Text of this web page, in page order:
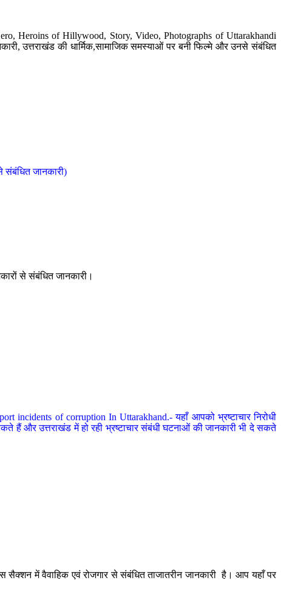
Heroins of Hillywood, Story, Video, Photographs of Uttarakhandi
उत्तराखंड की धार्मिक,सामाजिक समस्याओं पर बनी फिल्मे और उनसे संबंधित
संबंधित जानकारी)
से संबंधित जानकारी।
incidents of corruption In Uttarakhand.- यहाँ आपको भ्रष्टाचार निरोधी
हैं और उत्तराखंड में हो रही भ्रष्टाचार संबंधी घटनाओं की जानकारी भी दे सकते
में वैवाहिक एवं रोजगार से संबंधित ताजातरीन जानकारी है। आप यहाँ पर